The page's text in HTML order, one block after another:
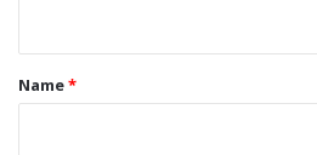
*Name*